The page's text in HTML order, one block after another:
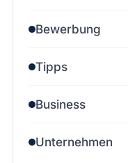
Bewerbung
Tipps
Business
Unternehmen